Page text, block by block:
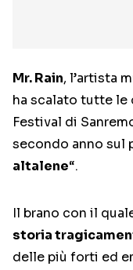
Mr. Rain, l’artista
ha scalato tutte le
Festival di
secondo anno sul
altalene“.
Il brano con il
storia
delle più forti ed